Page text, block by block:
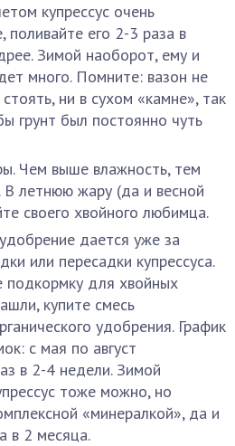
купрессус очень
поливайте его 2-3 раза в
Зимой наоборот, ему и
много. Помните: вазон не
ни в сухом «камне», так
грунт был постоянно чуть
Чем выше влажность, тем
В летнюю жару (да и весной
своего хвойного любимца.
дается уже за
или пересадки купрессуса.
для хвойных
купите смесь
удобрения. График
с мая по август
в 2-4 недели. Зимой
тоже можно, но
«минералкой», да и
в 2 месяца.